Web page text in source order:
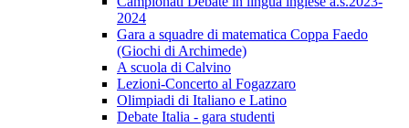
2024
Gara a squadre di matematica Coppa Faedo
(Giochi di Archimede)
A scuola di Calvino
Lezioni-Concerto al Fogazzaro
Olimpiadi di Italiano e Latino
Debate Italia - gara studenti